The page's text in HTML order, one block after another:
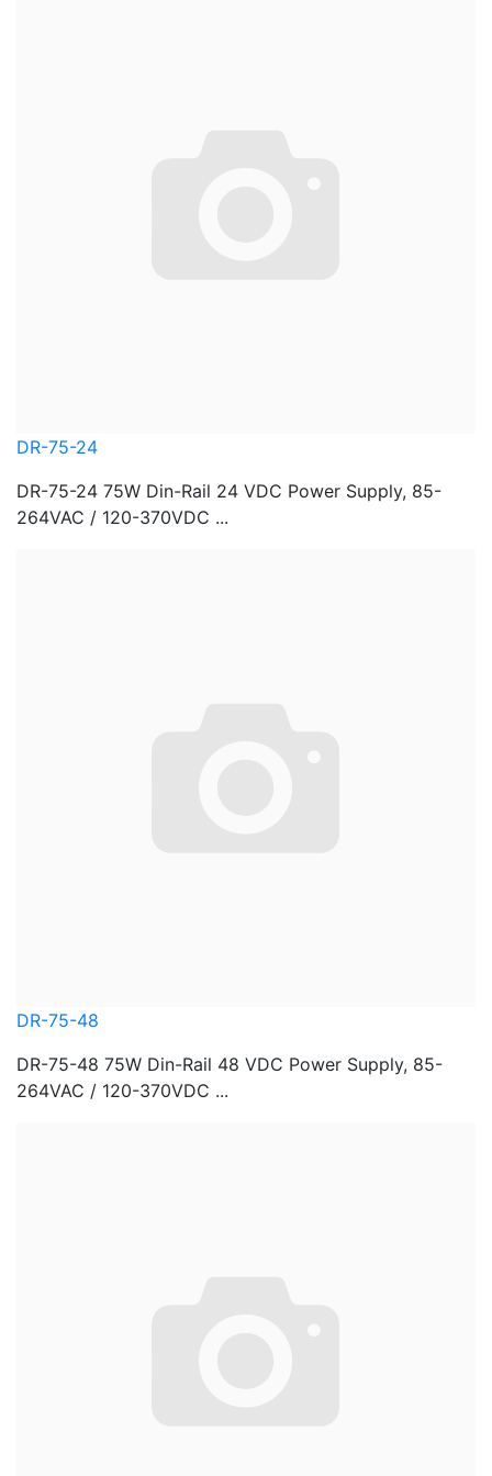
DR-75-24
DR-75-24 75W Din-Rail 24 VDC Power Supply, 85-
264VAC / 120-370VDC ...
DR-75-48
DR-75-48 75W Din-Rail 48 VDC Power Supply, 85-
264VAC / 120-370VDC ...